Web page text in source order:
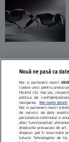
Nouă ne pasă ca
Noi și partenerii noștri1019
cookie unici pentru
făcând clic mai jos,
politica de
navigarea.
Mai multe detalii
Noi si partenerii nostri
de servicii de date
personaliza continutul si
oferi functionalitati
drepturile prevazute de art.
drepturi pot fi exercitate
tuturor Tehnologiilor de